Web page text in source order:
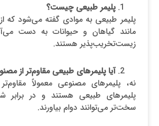
پلیمر طبیعی چیست؟
پلیمر طبیعی به موادی گفته می‌شود که از
مانند گیاهان و حیوانات به دست می‌آیند
زیست‌تخریب‌پذیر هستند.
آیا پلیمرهای طبیعی مقاوم‌تر از
نه، پلیمرهای مصنوعی معمولاً مقاوم‌تر و
پلیمرهای طبیعی هستند و در برابر
سخت‌تر می‌توانند دوام بیاورند.